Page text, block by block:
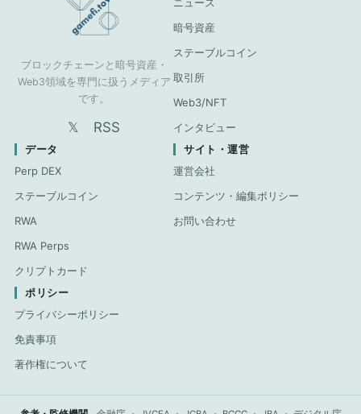
ブロックチェーンと暗号資産・
Web3領域を専門に扱うメディア
です。
𝕏 RSS
暗号資産
ステーブルコイン
取引所
Web3/NFT
インタビュー
データ
Perp DEX
ステーブルコイン
RWA
RWA Perps
クリプトカード
サイト・運営
運営会社
コンテンツ・編集ポリシー
お問い合わせ
ポリシー
プライバシーポリシー
免責事項
著作権について